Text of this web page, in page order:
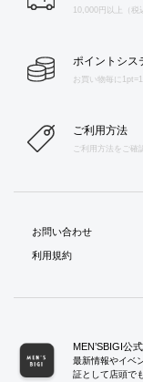
10,000円以上（税
ポイントシス
お買い物毎に
ご利用方法
ご利用方法をご確
お問い合わせ
利用規約
MEN’SBIGI公
最新情報やイベ
証として店頭で